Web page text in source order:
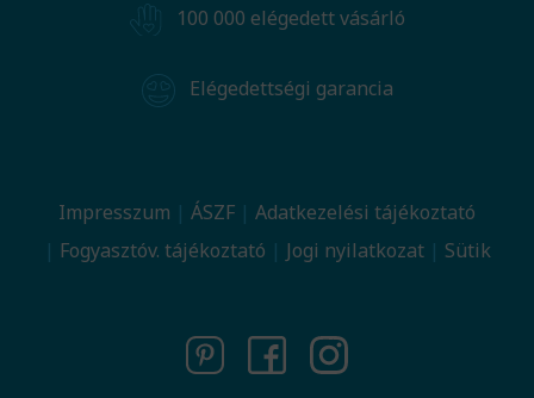
100 000 elégedett vásárló
Elégedettségi garancia
Impresszum ÁSZF
Adatkezelési tájékoztató
Fogyasztóv. tájékoztató
Jogi nyilatkozat Sütik